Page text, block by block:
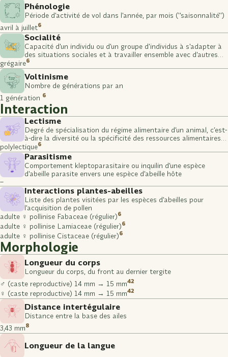
Phénologie
Période d'activité de vol dans l'année, par mois ("saisonnalité")
avril à juillet6
Socialité
Capacité d'un individu ou d'un groupe d'individus à s'adapter à
des situations sociales et à travailler ensemble avec d'autres
individus ou groupes
grégaire6
Voltinisme
Nombre de générations par an
1 génération 6
Interaction
Lectisme
Degré de spécialisation du régime alimentaire d’un animal, c’est-
à-dire la diversité ou la spécificité des ressources alimentaires
qu’il consomme (stade larvaire)
polylectique6
Parasitisme
Comportement kleptoparasitaire ou inquilin d'une espèce
d'abeille parasite envers une espèce d'abeille hôte
–
Interactions plantes-abeilles
Liste des plantes visitées par les espèces d'abeilles pour
l'acquisition de pollen
adulte ♀ pollinise Fabaceae (régulier)6
adulte ♀ pollinise Lamiaceae (régulier)6
adulte ♀ pollinise Cistaceae (régulier)6
Morphologie
Longueur du corps
Longueur du corps, du front au dernier tergite
♂ (caste reproductive) 14 mm → 15 mm42
♀ (caste reproductive) 14 mm → 15 mm42
Distance intertégulaire
Distance entre la base des ailes
3,43 mm8
Longueur de la langue